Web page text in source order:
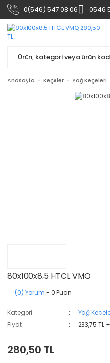
0(546) 547 08 06 0546
Anasayfa Keçeler Yağ Keçeleri
80x100x8,5 HTCL VMQ
(0) Yorum - 0 Puan
Kategori
Yağ
Fiyat
233,75 TL
280,50 TL